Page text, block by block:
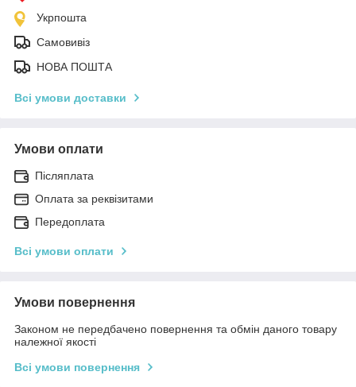
Укрпошта
Самовивіз
НОВА ПОШТА
Всі умови доставки
Умови оплати
Післяплата
Оплата за реквізитами
Передоплата
Всі умови оплати
Умови повернення
Законом не передбачено повернення та обмін даного товару
належної якості
Всі умови повернення